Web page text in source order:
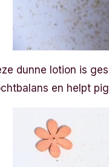
dunne lotion is
en helpt